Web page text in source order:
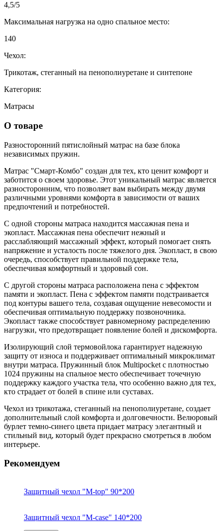
4,5/5
Максимальная нагрузка на одно спальное место:
140
Чехол:
Трикотаж, стеганный на пенополиуретане и синтепоне
Категория:
Матрасы
О товаре
Разносторонний пятислойный матрас на базе блока
независимых пружин.
Матрас "Смарт-Комбо" создан для тех, кто ценит комфорт и
заботится о своем здоровье. Этот уникальный матрас является
разносторонним, что позволяет вам выбирать между двумя
различными уровнями комфорта в зависимости от ваших
предпочтений и потребностей.
С одной стороны матраса находится массажная пена и
экопласт. Массажная пена обеспечит нежный и
расслабляющий массажный эффект, который помогает снять
напряжение и усталость после тяжелого дня. Экопласт, в свою
очередь, способствует правильной поддержке тела,
обеспечивая комфортный и здоровый сон.
С другой стороны матраса расположена пена с эффектом
памяти и экопласт. Пена с эффектом памяти подстраивается
под контуры вашего тела, создавая ощущение невесомости и
обеспечивая оптимальную поддержку позвоночника.
Экопласт также способствует равномерному распределению
нагрузки, что предотвращает появление болей и дискомфорта.
Изолирующий слой термовойлока гарантирует надежную
защиту от износа и поддерживает оптимальный микроклимат
внутри матраса. Пружинный блок Multipocket с плотностью
1024 пружины на спальное место обеспечивает точечную
поддержку каждого участка тела, что особенно важно для тех,
кто страдает от болей в спине или суставах.
Чехол из трикотажа, стеганный на пенополиуретане, создает
дополнительный слой комфорта и долговечности. Велюровый
бурлет темно-синего цвета придает матрасу элегантный и
стильный вид, который будет прекрасно смотреться в любом
интерьере.
Рекомендуем
Защитный чехол "M-top" 90*200
Защитный чехол "M-case" 140*200